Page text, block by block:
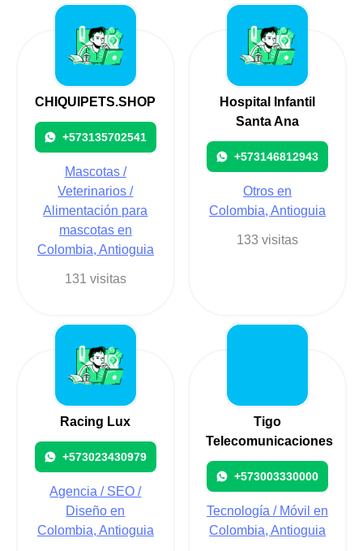
CHIQUIPETS.SHOP
+573135702541
Mascotas /
Veterinarios /
Alimentación para
mascotas en
Colombia, Antioguia
131 visitas
Hospital Infantil
Santa Ana
+573146812943
Otros en
Colombia, Antioguia
133 visitas
Racing Lux
+573023430979
Agencia / SEO /
Diseño en
Colombia, Antioguia
Tigo
Telecomunicaciones
+573003330000
Tecnología / Móvil en
Colombia, Antioguia